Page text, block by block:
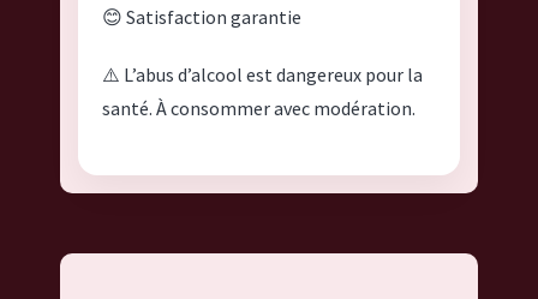
😊 Satisfaction garantie
⚠️ L’abus d’alcool est dangereux pour la
santé. À consommer avec modération.